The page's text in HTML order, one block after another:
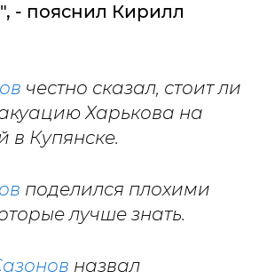
", - пояснил Кирилл
честно сказал, стоит ли
Харькова на
в Купянске.
поделился плохими
лучше знать.
назвал